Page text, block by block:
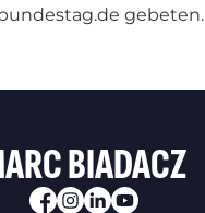
gebeten.
BIADACZ